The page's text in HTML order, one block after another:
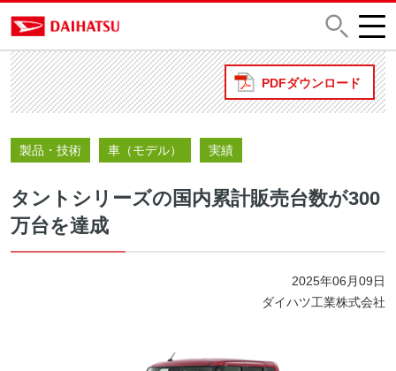
PDFダウンロード
製品・技術 車（モデル） 実績
タントシリーズの国内累計販売台数が300
万台を達成
2025年06月09日
ダイハツ工業株式会社